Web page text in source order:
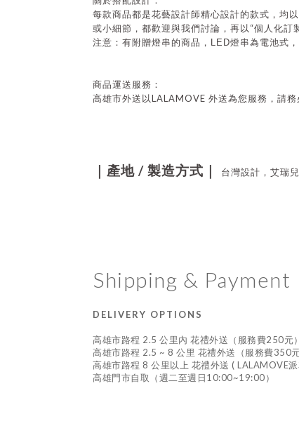
每款商品都是花藝設計師精心設計的款式，均
或小細節，都歡迎與我們討論，再以 “個人化訂
注意：有附贈燈串的商品， LED燈串為電池式
商品運送服務：
高雄市外送以LALAMOVE 外送為您服務，請
｜產地 / 製造方式｜ 台灣設計，艾瑞
Shipping & Payment
DELIVERY OPTIONS
高雄市路程 2.5 公里內 花禮外送（服務費250元）
高雄市路程 2.5 ~ 8 公里 花禮外送（服務費350元
高雄市路程 8 公里以上 花禮外送 ( LALAMOVE
高雄門市自取（週二至週日10:00~19:00）